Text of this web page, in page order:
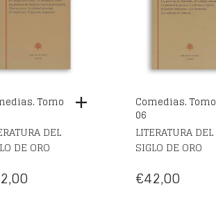
Tomo
DEL
DE ORO
Comedias. Tomo
06
LITERATURA DEL
SIGLO DE ORO
€42,00